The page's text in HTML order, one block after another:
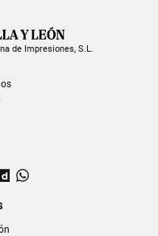
de Impresiones, S.L.
Dailymotion